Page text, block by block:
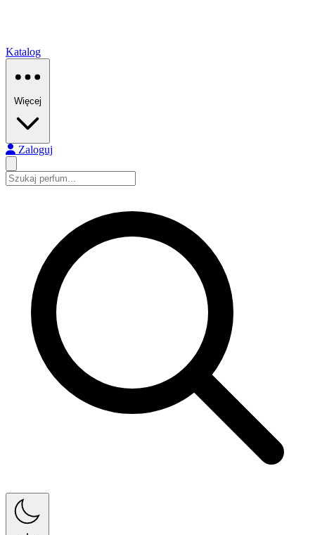
Katalog
Więcej
Zaloguj